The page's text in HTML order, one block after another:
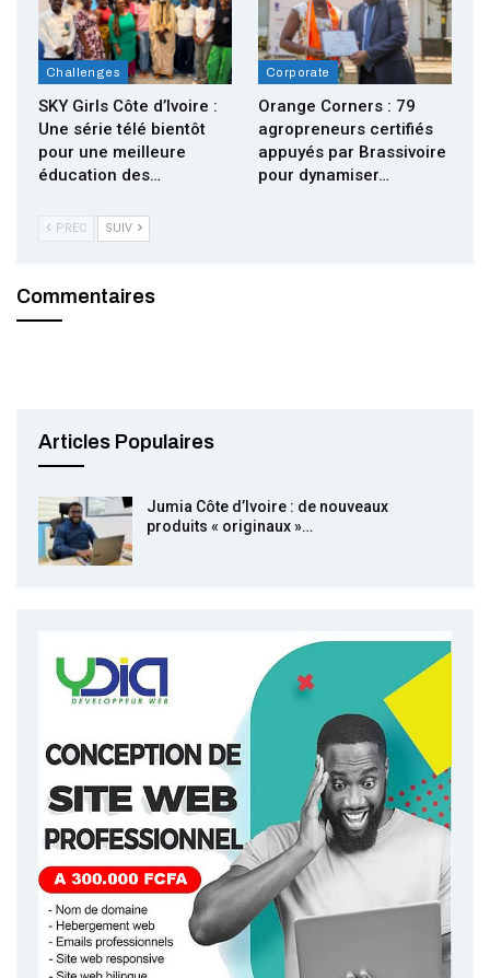
Challenges
SKY Girls Côte d’Ivoire :
Une série télé bientôt
pour une meilleure
éducation des…
Corporate
Orange Corners : 79
agropreneurs certifiés
appuyés par Brassivoire
pour dynamiser…
PREC SUIV
Commentaires
Articles Populaires
Jumia Côte d’Ivoire : de nouveaux
produits « originaux »…